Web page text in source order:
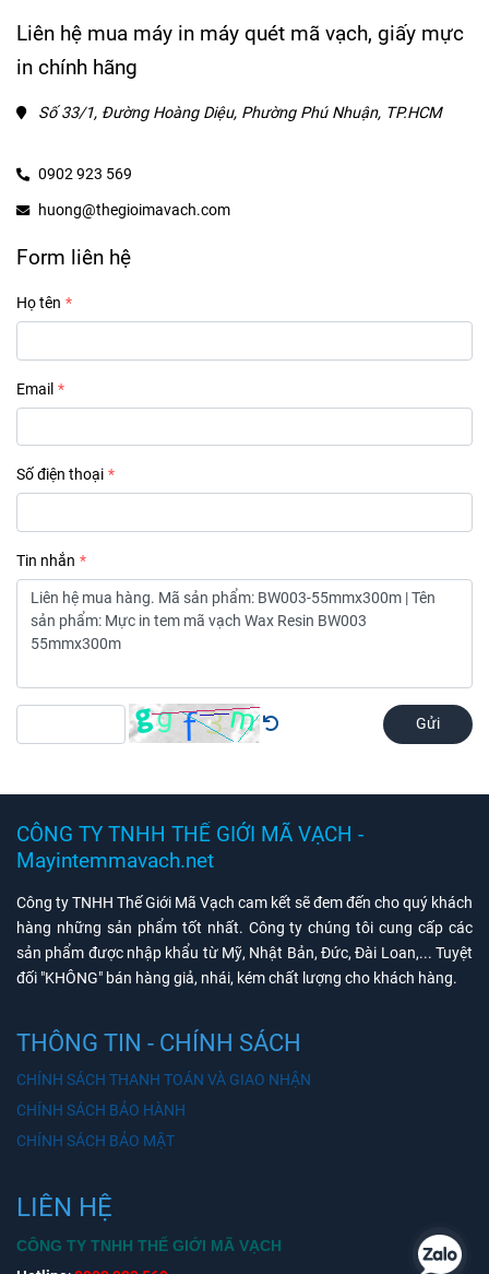
Liên hệ mua máy in máy quét mã vạch, giấy mực
in chính hãng
Số 33/1, Đường Hoàng Diệu, Phường Phú Nhuận, TP.HCM
0902 923 569
huong@thegioimavach.com
Form liên hệ
Họ tên
Email
Số điện thoại
Tin nhắn
Gửi
CÔNG TY TNHH THẾ GIỚI MÃ VẠCH -
Mayintemmavach.net
Công ty TNHH Thế Giới Mã Vạch cam kết sẽ đem đến cho quý khách
hàng những sản phẩm tốt nhất. Công ty chúng tôi cung cấp các
sản phẩm được nhập khẩu từ Mỹ, Nhật Bản, Đức, Đài Loan,... Tuyệt
đối "KHÔNG" bán hàng giả, nhái, kém chất lượng cho khách hàng.
THÔNG TIN - CHÍNH SÁCH
CHÍNH SÁCH THANH TOÁN VÀ GIAO NHẬN
CHÍNH SÁCH BẢO HÀNH
CHÍNH SÁCH BẢO MẬT
LIÊN HỆ
CÔNG TY TNHH THẾ GIỚI MÃ VẠCH